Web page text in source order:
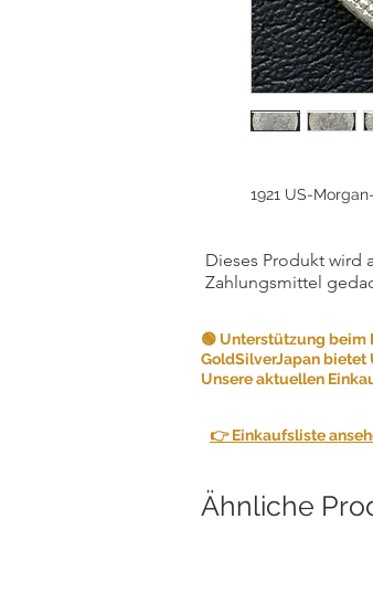
1921 US-
Dieses Produkt wird
Zahlungsmittel
🟢 Unterstützung
GoldSilverJapan
Unsere aktuellen
👉 Einkaufsliste
Ähnliche